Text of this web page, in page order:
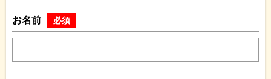
お名前 必須